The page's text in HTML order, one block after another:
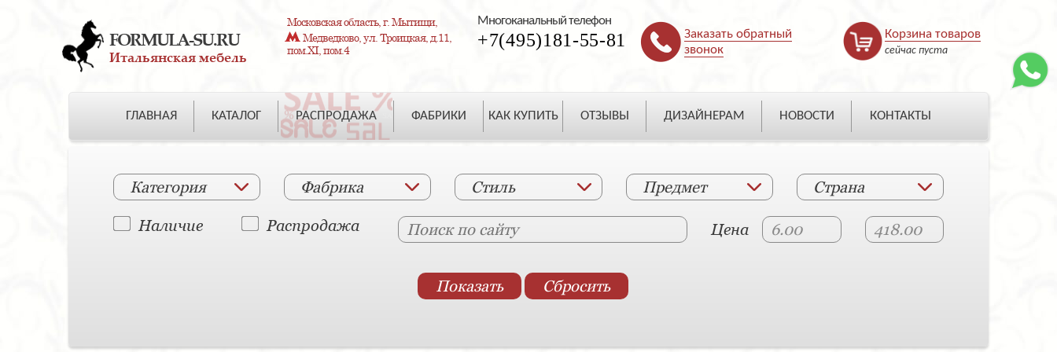
FORMULA-SU.RU
Итальянская мебель
Московская область, г. Мытищи,
Медведково, ул. Троицкая, д.11,
пом.XI, пом.4
Многоканальный телефон
+7(495)181-55-81
Заказать обратный
звонок
Корзина товаров
сейчас пуста
ГЛАВНАЯ КАТАЛОГ РАСПРОДАЖА ФАБРИКИ КАК КУПИТЬ ОТЗЫВЫ ДИЗАЙНЕРАМ НОВОСТИ КОНТАКТЫ
Категория Фабрика Стиль Предмет Страна
Наличие Распродажа Цена